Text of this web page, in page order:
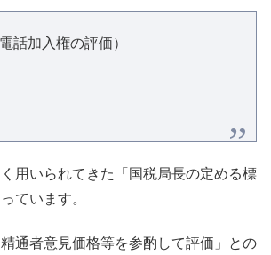
話加入権の評価）
用いられてきた「国税局長の定める標
ています。
精通者意見価格等を参酌して評価」との